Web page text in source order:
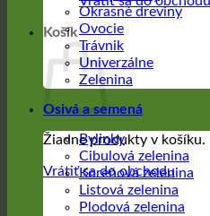
Košík
Žiadne produkty v košíku.
Vrátiť sa do obchodu
Okrasné dreviny
Ovocie
Trávnik
Univerzálne
Zelenina
Osivá a semená
Bylinky
Cibulová zelenina
Koreňová zelenina
Listová zelenina
Plodová zelenina